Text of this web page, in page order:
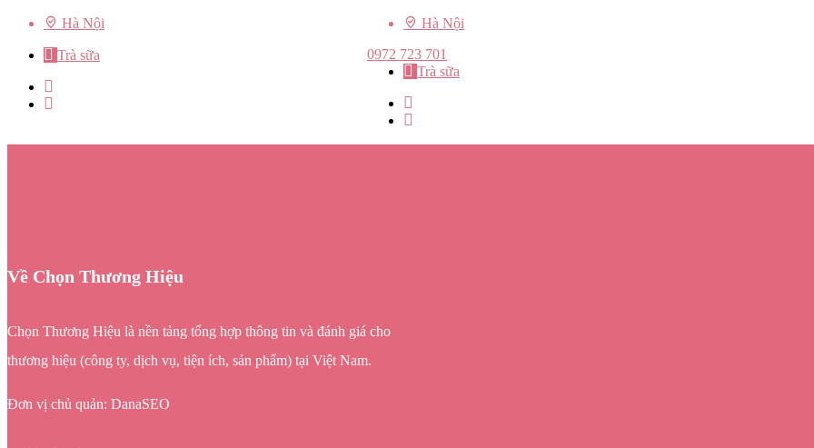
Hà Nội
Trà sữa
Hà Nội
0972 723 701
Trà sữa
Về Chọn Thương Hiệu
Chọn Thương Hiệu là nền tảng tổng hợp thông tin và đánh giá cho
thương hiệu (công ty, dịch vụ, tiện ích, sản phẩm) tại Việt Nam.
Đơn vị chủ quản: DanaSEO